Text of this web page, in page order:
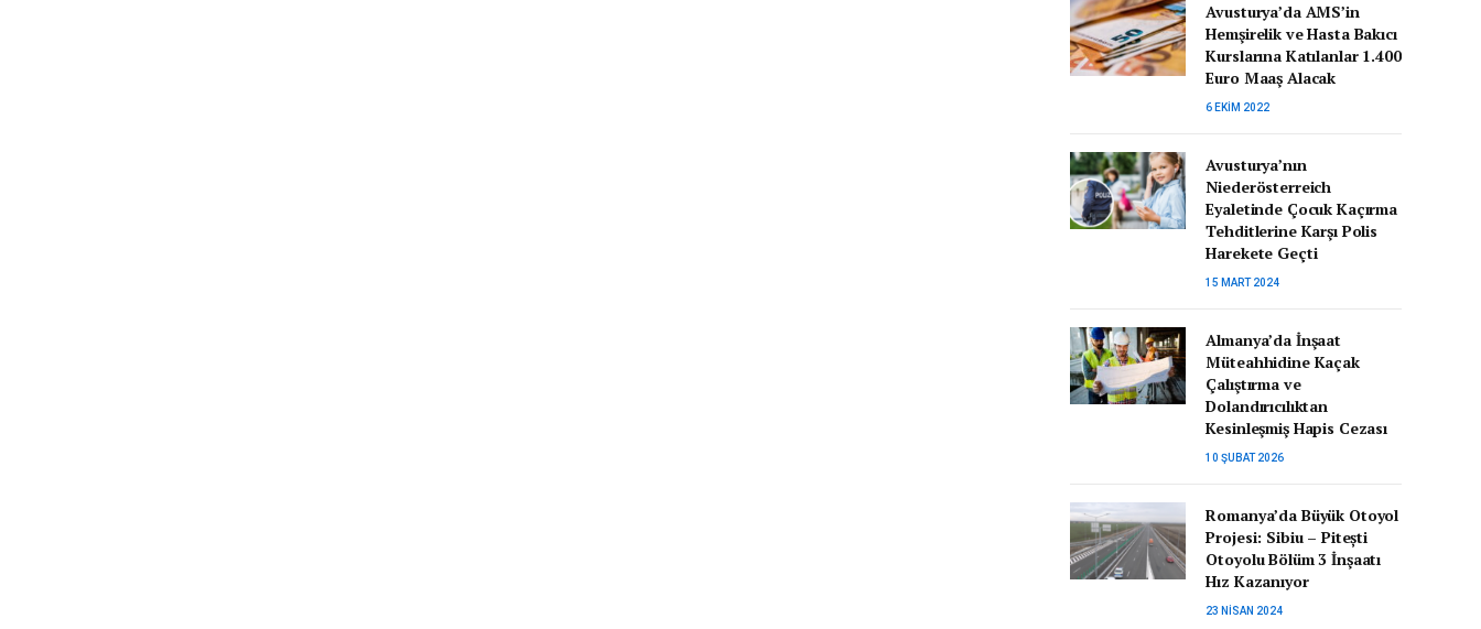
Avusturya’da AMS’in
Hemşirelik ve Hasta Bakıcı
Kurslarına Katılanlar 1.400
Euro Maaş Alacak
6 EKIM 2022
Avusturya’nın
Niederösterreich
Eyaletinde Çocuk Kaçırma
Tehditlerine Karşı Polis
Harekete Geçti
15 MART 2024
Almanya’da İnşaat
Müteahhidine Kaçak
Çalıştırma ve
Dolandırıcılıktan
Kesinleşmiş Hapis Cezası
10 ŞUBAT 2026
Romanya’da Büyük Otoyol
Projesi: Sibiu – Pitești
Otoyolu Bölüm 3 İnşaatı
Hız Kazanıyor
23 NISAN 2024